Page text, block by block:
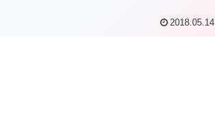
2018.05.14